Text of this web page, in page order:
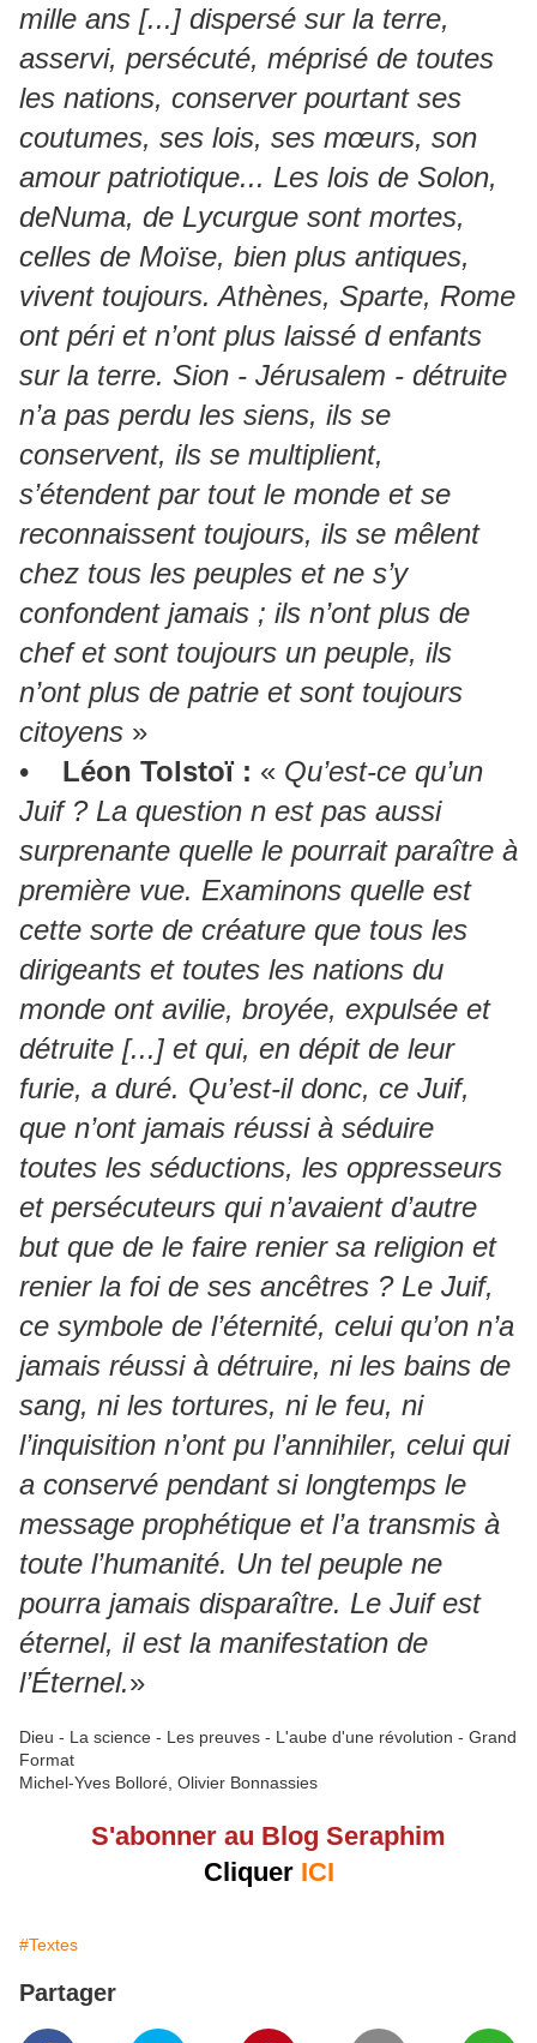
mille ans [...] dispersé sur la terre,
asservi, persécuté, méprisé de toutes
les nations, conserver pourtant ses
coutumes, ses lois, ses mœurs, son
amour patriotique... Les lois de Solon,
deNuma, de Lycurgue sont mortes,
celles de Moïse, bien plus antiques,
vivent toujours. Athènes, Sparte, Rome
ont péri et n’ont plus laissé d enfants
sur la terre. Sion - Jérusalem - détruite
n’a pas perdu les siens, ils se
conservent, ils se multiplient,
s’étendent par tout le monde et se
reconnaissent toujours, ils se mêlent
chez tous les peuples et ne s’y
confondent jamais ; ils n’ont plus de
chef et sont toujours un peuple, ils
n’ont plus de patrie et sont toujours
citoyens »
•
Léon Tolstoï : « Qu’est-ce qu’un
Juif ? La question n est pas aussi
surprenante quelle le pourrait paraître à
première vue. Examinons quelle est
cette sorte de créature que tous les
dirigeants et toutes les nations du
monde ont avilie, broyée, expulsée et
détruite [...] et qui, en dépit de leur
furie, a duré. Qu’est-il donc, ce Juif,
que n’ont jamais réussi à séduire
toutes les séductions, les oppresseurs
et persécuteurs qui n’avaient d’autre
but que de le faire renier sa religion et
renier la foi de ses ancêtres ? Le Juif,
ce symbole de l’éternité, celui qu’on n’a
jamais réussi à détruire, ni les bains de
sang, ni les tortures, ni le feu, ni
l’inquisition n’ont pu l’annihiler, celui qui
a conservé pendant si longtemps le
message prophétique et l’a transmis à
toute l’humanité. Un tel peuple ne
pourra jamais disparaître. Le Juif est
éternel, il est la manifestation de
l’Éternel.»
Dieu - La science - Les preuves - L'aube d'une révolution - Grand
Format
Michel-Yves Bolloré, Olivier Bonnassies
S'abonner au Blog Seraphim
Cliquer ICI
#Textes
Partager